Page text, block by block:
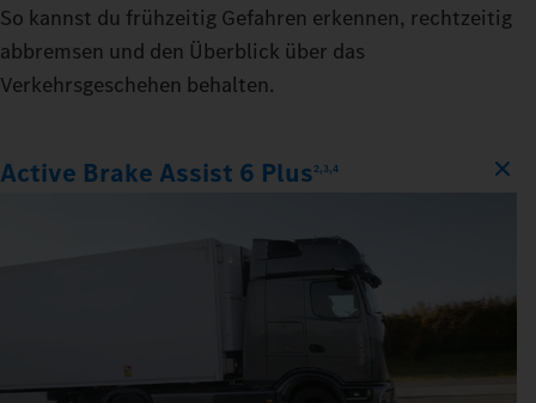
So kannst du frühzeitig Gefahren erkennen, rechtzeitig
abbremsen und den Überblick über das
Verkehrsgeschehen behalten.
Active Brake Assist 6 Plus2,3,4